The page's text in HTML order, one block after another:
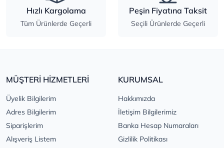
Hızlı Kargolama
Tüm Ürünlerde Geçerli
Peşin Fiyatına Taksit
Seçili Ürünlerde Geçerli
MÜŞTERİ HİZMETLERİ
Üyelik Bilgilerim
Adres Bilgilerim
Siparişlerim
Alışveriş Listem
KURUMSAL
Hakkımızda
İletişim Bilgilerimiz
Banka Hesap Numaraları
Gizlilik Politikası